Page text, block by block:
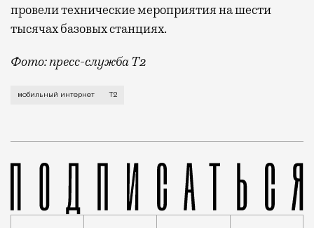
провели технические мероприятия на шести
тысячах базовых станциях.
Фото: пресс-служба Т2
Мобильный оператор Т2 завершил работы по
мобильный интернет Т2